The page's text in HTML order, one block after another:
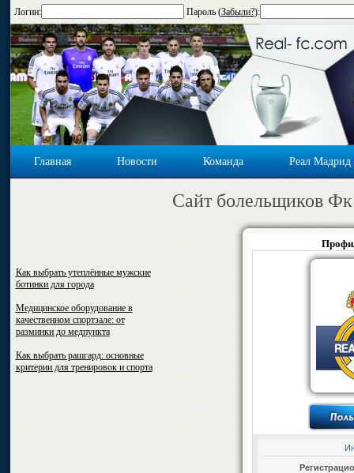
Логин: Пароль (Забыли?):
Главная Новости Команда Реал Мадрид
Cайт болельщиков
Как выбрать утеплённые мужские
ботинки для города
Медицинское оборудование в
качественном спортзале: от
разминки до медпункта
Как выбрать рашгард: основные
критерии для тренировок и спорта